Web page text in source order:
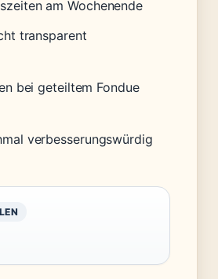
am Wochenende
transparent
bei geteiltem Fondue
verbesserungswürdig